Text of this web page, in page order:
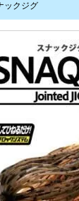
ックジグ